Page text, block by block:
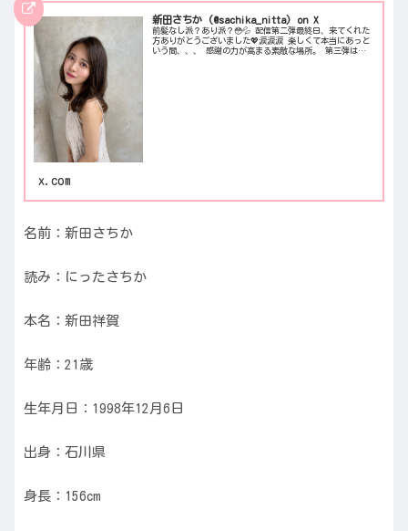
新田さちか (@sachika_nitta) on X
前髪なし派？あり派？😳💦 配信第二弾最終日、来てくれた
方ありがとうございました💖涙涙涙 楽しくて本当にあっと
いう間、、、 感謝の力が高まる素敵な場所。 第三弾は
x.com
名前：新田さちか
読み：にったさちか
本名：新田祥賀
年齢：21歳
生年月日：1998年12月6日
出身：石川県
身長：156cm